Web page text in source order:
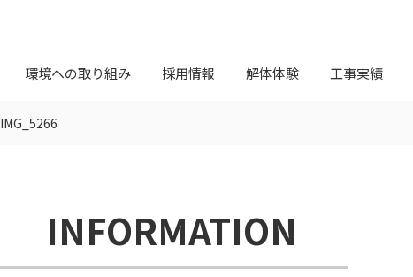
環境への取り組み 採用情報 解体体験 工事実績
IMG_5266
INFORMATION